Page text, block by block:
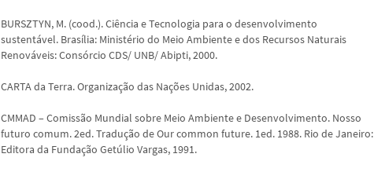
BURSZTYN, M. (cood.). Ciência e Tecnologia para o desenvolvimento
sustentável. Brasília: Ministério do Meio Ambiente e dos Recursos Naturais
Renováveis: Consórcio CDS/ UNB/ Abipti, 2000.
CARTA da Terra. Organização das Nações Unidas, 2002.
CMMAD – Comissão Mundial sobre Meio Ambiente e Desenvolvimento. Nosso
futuro comum. 2ed. Tradução de Our common future. 1ed. 1988. Rio de Janeiro:
Editora da Fundação Getúlio Vargas, 1991.